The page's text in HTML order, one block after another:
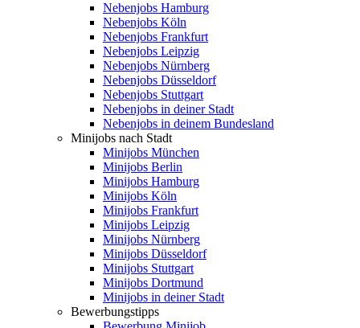
Nebenjobs Hamburg
Nebenjobs Köln
Nebenjobs Frankfurt
Nebenjobs Leipzig
Nebenjobs Nürnberg
Nebenjobs Düsseldorf
Nebenjobs Stuttgart
Nebenjobs in deiner Stadt
Nebenjobs in deinem Bundesland
Minijobs nach Stadt
Minijobs München
Minijobs Berlin
Minijobs Hamburg
Minijobs Köln
Minijobs Frankfurt
Minijobs Leipzig
Minijobs Nürnberg
Minijobs Düsseldorf
Minijobs Stuttgart
Minijobs Dortmund
Minijobs in deiner Stadt
Bewerbungstipps